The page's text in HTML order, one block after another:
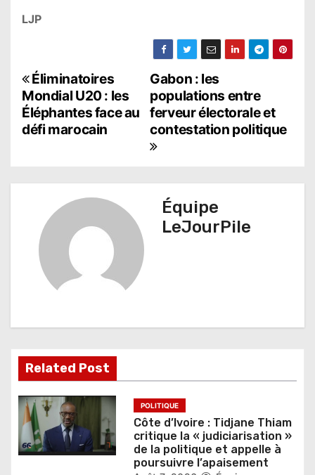
LJP
N
a
v
g
n
d
e
l
’
a
Gabon : les
populations entre
ferveur électorale et
contestation politique
Éliminatoires
Mondial U20 : les
Éléphantes face au
défi marocain
Équipe
LeJourPile
Related Post
POLITIQUE
Côte d’Ivoire : Tidjane Thiam
critique la « judiciarisation »
de la politique et appelle à
poursuivre l’apaisement